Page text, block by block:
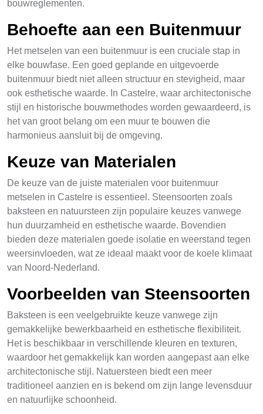
bouwreglementen.
Behoefte aan een Buitenmuur
Het metselen van een buitenmuur is een cruciale stap in
elke bouwfase. Een goed geplande en uitgevoerde
buitenmuur biedt niet alleen structuur en stevigheid, maar
ook esthetische waarde. In Castelre, waar architectonische
stijl en historische bouwmethodes worden gewaardeerd, is
het van groot belang om een muur te bouwen die
harmonieus aansluit bij de omgeving.
Keuze van Materialen
De keuze van de juiste materialen voor buitenmuur
metselen in Castelre is essentieel. Steensoorten zoals
baksteen en natuursteen zijn populaire keuzes vanwege
hun duurzamheid en esthetische waarde. Bovendien
bieden deze materialen goede isolatie en weerstand tegen
weersinvloeden, wat ze ideaal maakt voor de koele klimaat
van Noord-Nederland.
Voorbeelden van Steensoorten
Baksteen is een veelgebruikte keuze vanwege zijn
gemakkelijke bewerkbaarheid en esthetische flexibiliteit.
Het is beschikbaar in verschillende kleuren en texturen,
waardoor het gemakkelijk kan worden aangepast aan elke
architectonische stijl. Natuersteen biedt een meer
traditioneel aanzien en is bekend om zijn lange levensduur
en natuurlijke schoonheid.